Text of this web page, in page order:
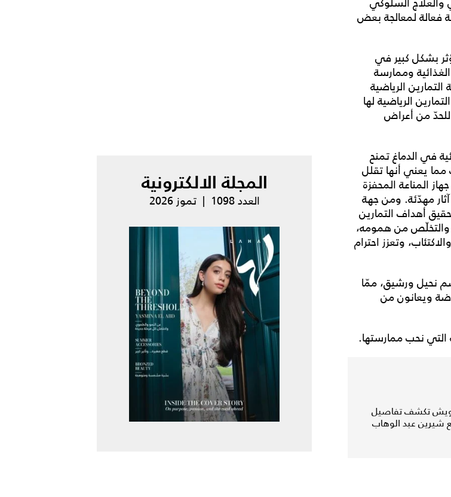
فعالة لمعالجة بعض
بشكل كبير في
وممارسة
الرياضية
الرياضية لها
للحدّ من أعراض
في الدماغ تمنح
مما يعني أنها تقلل
المناعة المحفزة
مهدّئة. ومن جهة
أهداف التمارين
والتخلّص من همومه،
وتعزز احترام
نحيل ورشيق، ممّا
ويعانون من
التي نحب ممارستها.
تكشف تفاصيل
شيرين عبد الوهاب
المجلة الالكترونية
العدد 1098 | تموز 2026